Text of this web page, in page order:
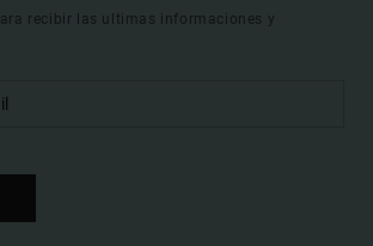
recibir las ultimas informaciones y